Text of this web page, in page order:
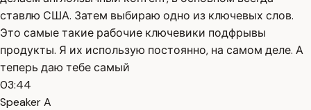
ставлю США. Затем выбираю одно из ключевых слов.
Это самые такие рабочие ключевики подфрывы
продукты. Я их использую постоянно, на самом деле. А
теперь даю тебе самый
03:44
Speaker A